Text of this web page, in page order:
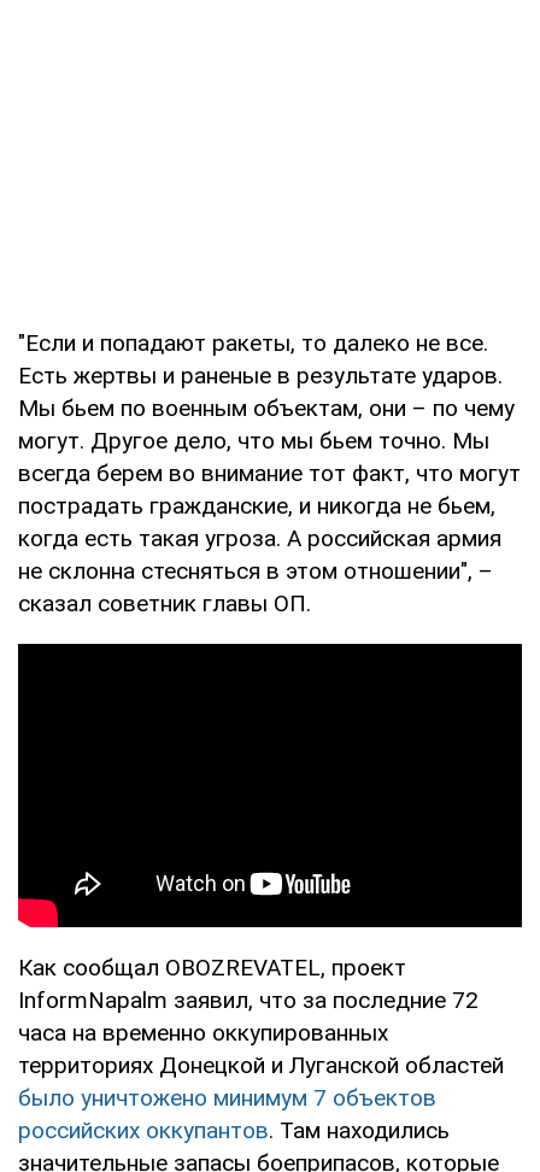
"Если и попадают ракеты, то далеко не все.
Есть жертвы и раненые в результате ударов.
Мы бьем по военным объектам, они – по чему
могут. Другое дело, что мы бьем точно. Мы
всегда берем во внимание тот факт, что могут
пострадать гражданские, и никогда не бьем,
когда есть такая угроза. А российская армия
не склонна стесняться в этом отношении", –
сказал советник главы ОП.
Как сообщал OBOZREVATEL, проект
InformNapalm заявил, что за последние 72
часа на временно оккупированных
территориях Донецкой и Луганской областей
было уничтожено минимум 7 объектов
российских оккупантов. Там находились
значительные запасы боеприпасов, которые